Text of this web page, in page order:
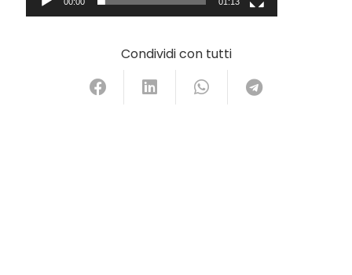
Condividi con tutti